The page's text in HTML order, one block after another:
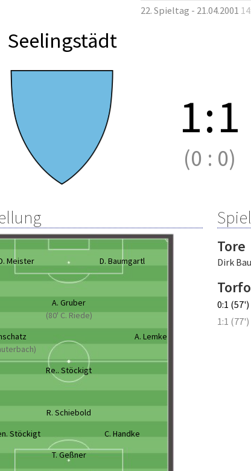
22. Spieltag - 21.04.2001
Seelingstädt
1:1
(0 : 0)
Meister D. Baumgartl
A. Gruber
(80' C. Riede)
A. Lemke
Re.. Stöckigt
R. Schiebold
Stöckigt
C. Handke
T. Geßner
Tore
Dirk
0:1 (57')
1:1 (77')